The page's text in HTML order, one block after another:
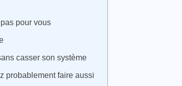
pour vous
casser son système
probablement faire aussi